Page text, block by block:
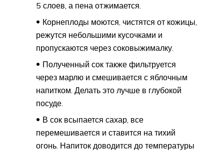
5 слоев, а пена отжимается.
Корнеплоды моются, чистятся от кожицы,
режутся небольшими кусочками и
пропускаются через соковыжималку.
Полученный сок также фильтруется
через марлю и смешивается с яблочным
напитком. Делать это лучше в глубокой
посуде.
В сок всыпается сахар, все
перемешивается и ставится на тихий
огонь. Напиток доводится до температуры